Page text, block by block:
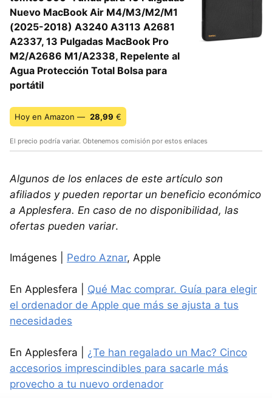
Nuevo MacBook Air M4/M3/M2/M1
(2025-2018) A3240 A3113 A2681
A2337, 13 Pulgadas MacBook Pro
M2/A2686 M1/A2338, Repelente al
Agua Protección Total Bolsa para
portátil
Hoy en Amazon — 28,99 €
El precio podría variar. Obtenemos comisión por estos enlaces
Algunos de los enlaces de este artículo son
afiliados y pueden reportar un beneficio económico
a Applesfera. En caso de no disponibilidad, las
ofertas pueden variar.
Imágenes | Pedro Aznar, Apple
En Applesfera | Qué Mac comprar. Guía para elegir
el ordenador de Apple que más se ajusta a tus
necesidades
En Applesfera | ¿Te han regalado un Mac? Cinco
accesorios imprescindibles para sacarle más
provecho a tu nuevo ordenador